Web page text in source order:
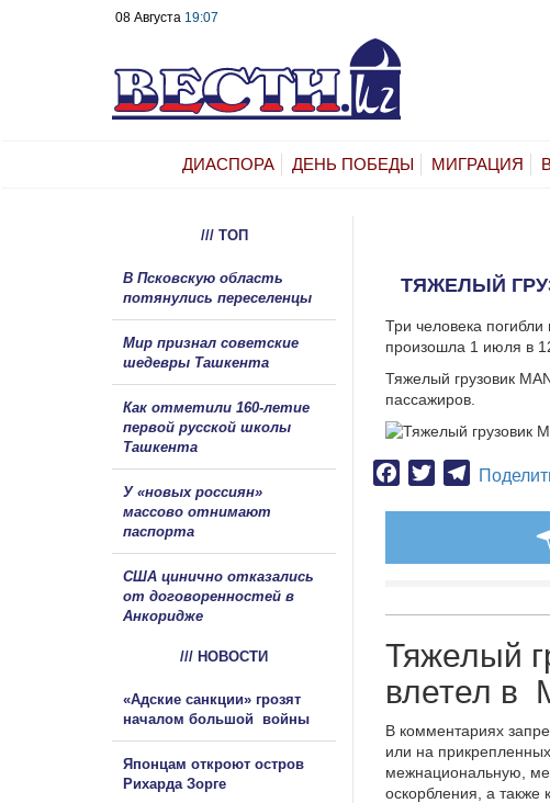
08 Августа 19:07
ДИАСПОРА ДЕНЬ ПОБЕДЫ МИГРАЦИЯ
ТЯЖЕЛЫЙ
Три человека
произошла 1 июля в
Тяжелый грузовик
пассажиров.
Facebook
TwitterTelegram
Тяжелый
влетел в
В комментариях
или на
межнациональную,
оскорбления, а
/// ТОП
В Псковскую область
потянулись переселенцы
Мир признал советские
шедевры Ташкента
Как отметили 160-летие
первой русской школы
Ташкента
У «новых россиян»
массово отнимают
паспорта
США цинично отказались
от договоренностей в
Анкоридже
/// НОВОСТИ
«Адские санкции» грозят
началом большой войны
Японцам откроют остров
Рихарда Зорге